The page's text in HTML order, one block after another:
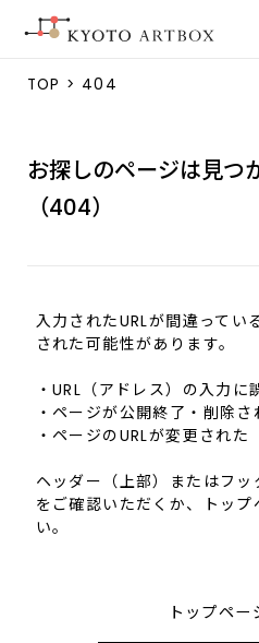
TOP > 404
お探しのページは見つ
（404）
入力されたURLが間違ってい
された可能性があります。
・URL（アドレス）の入力に
・ページが公開終了・削除さ
・ページのURLが変更された
ヘッダー（上部）またはフ
をご確認いただくか、トッ
い。
トップペー